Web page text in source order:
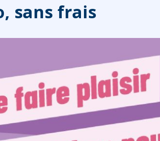
sans frais